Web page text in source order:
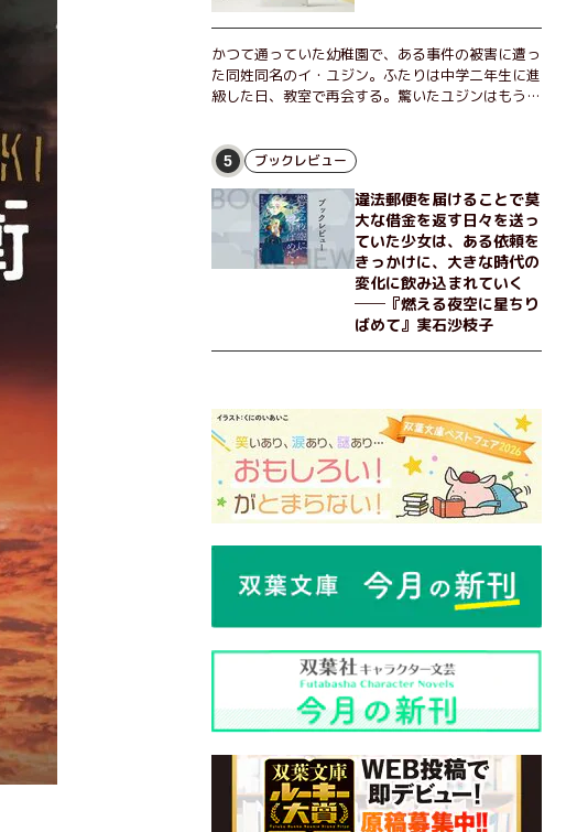
かつて通っていた幼稚園で、ある事件の被害に遭っ
た同姓同名のイ・ユジン。ふたりは中学二年生に進
級した日、教室で再会する。驚いたユジンはもうひ
て……。韓国で世代を超えて愛され続け、35万部を
突破したベストセラー小説の邦訳版。
5 ブックレビュー
違法郵便を届けることで莫
大な借金を返す日々を送っ
ていた少女は、ある依頼を
きっかけに、大きな時代の
変化に飲み込まれていく
──『燃える夜空に星ちり
ばめて』実石沙枝子